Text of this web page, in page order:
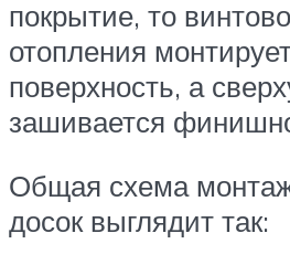
покрытие, то
отопления
поверхность, а
зашивается
Общая схема
досок выглядит так: